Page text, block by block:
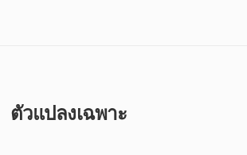
ตัวแปลงเฉพาะ